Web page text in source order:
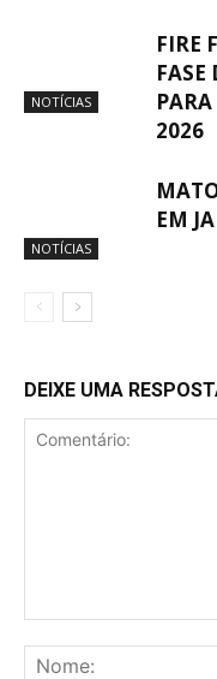
NOTÍCIAS
FIRE
FASE
2026
NOTÍCIAS
EM
DEIXE UMA